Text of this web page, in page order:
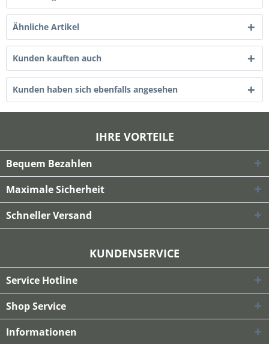
Ähnliche Artikel
Kunden kauften auch
Kunden haben sich ebenfalls angesehen
IHRE VORTEILE
Bequem Bezahlen
Maximale Sicherheit
Schneller Versand
KUNDENSERVICE
Service Hotline
Shop Service
Informationen